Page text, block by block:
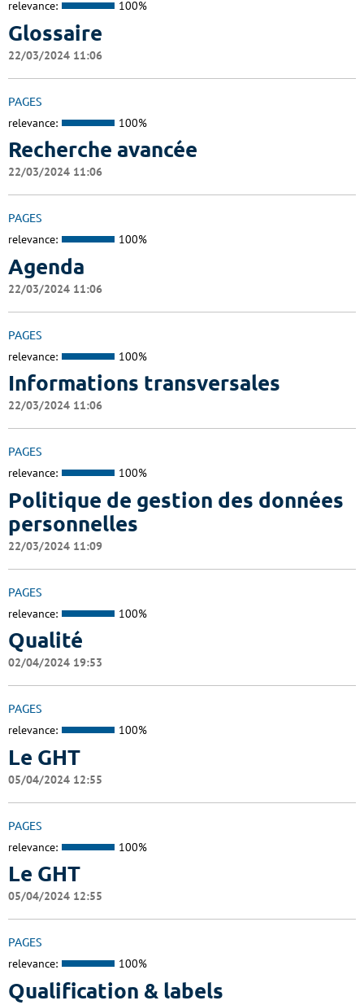
relevance: 100%
Glossaire
22/03/2024 11:06
PAGES
relevance: 100%
Recherche avancée
22/03/2024 11:06
PAGES
relevance: 100%
Agenda
22/03/2024 11:06
PAGES
relevance: 100%
Informations transversales
22/03/2024 11:06
PAGES
relevance: 100%
Politique de gestion des données
personnelles
22/03/2024 11:09
PAGES
relevance: 100%
Qualité
02/04/2024 19:53
PAGES
relevance: 100%
Le GHT
05/04/2024 12:55
PAGES
relevance: 100%
Le GHT
05/04/2024 12:55
PAGES
relevance: 100%
Qualification & labels